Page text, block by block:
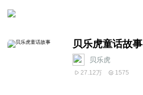
贝乐虎童话故事
贝乐虎
27.12万 1575